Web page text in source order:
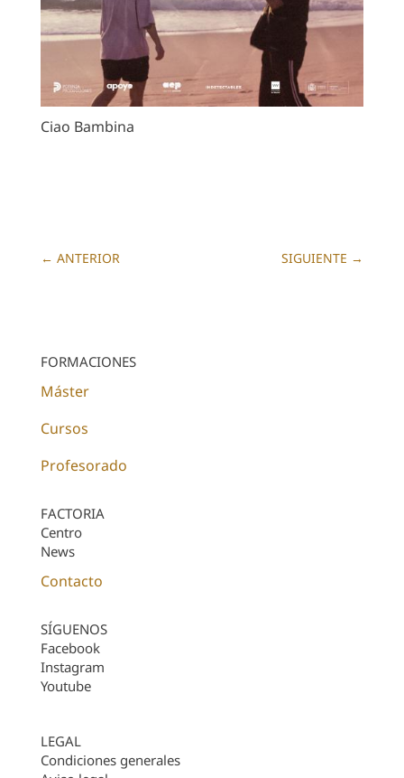
Ciao Bambina
← ANTERIOR SIGUIENTE →
FORMACIONES
Máster
Cursos
Profesorado
FACTORIA
Centro
News
Contacto
SÍGUENOS
Facebook
Instagram
Youtube
LEGAL
Condiciones generales